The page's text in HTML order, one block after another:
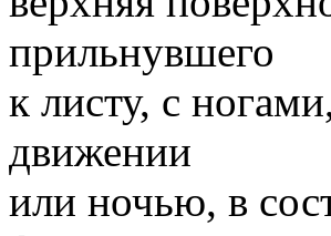
прильнувшего
к листу, с
движении
или ночью, в